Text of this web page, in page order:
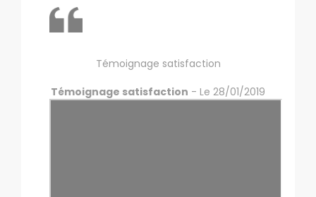
Témoignage satisfaction
Témoignage satisfaction - Le 28/01/2019